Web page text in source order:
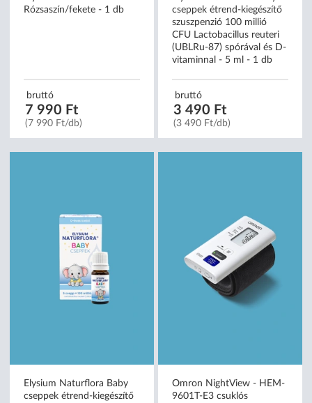
Rózsaszín/fekete - 1 db
bruttó
7 990 Ft
(7 990 Ft/db)
cseppek étrend-kiegészítő
szuszpenzió 100 millió
CFU Lactobacillus reuteri
(UBLRu-87) spórával és D-
vitaminnal - 5 ml - 1 db
bruttó
3 490 Ft
(3 490 Ft/db)
Elysium Naturflora Baby
cseppek étrend-kiegészítő
Omron NightView - HEM-
9601T-E3 csuklós